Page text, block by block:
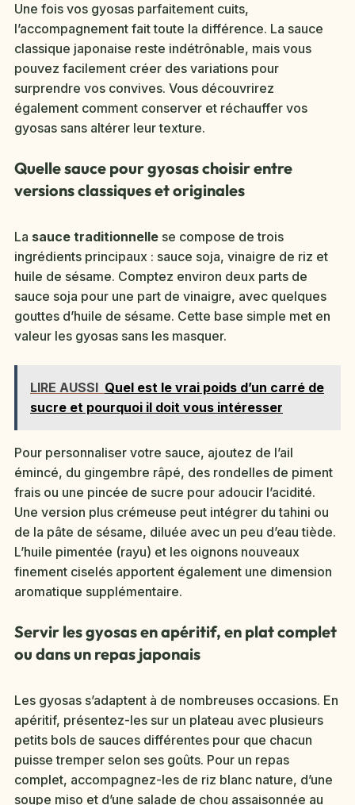
Une fois vos gyosas parfaitement cuits,
l’accompagnement fait toute la différence. La sauce
classique japonaise reste indétrônable, mais vous
pouvez facilement créer des variations pour
surprendre vos convives. Vous découvrirez
également comment conserver et réchauffer vos
gyosas sans altérer leur texture.
Quelle sauce pour gyosas choisir entre
versions classiques et originales
La sauce traditionnelle se compose de trois
ingrédients principaux : sauce soja, vinaigre de riz et
huile de sésame. Comptez environ deux parts de
sauce soja pour une part de vinaigre, avec quelques
gouttes d’huile de sésame. Cette base simple met en
valeur les gyosas sans les masquer.
LIRE AUSSI Quel est le vrai poids d’un carré de
sucre et pourquoi il doit vous intéresser
Pour personnaliser votre sauce, ajoutez de l’ail
émincé, du gingembre râpé, des rondelles de piment
frais ou une pincée de sucre pour adoucir l’acidité.
Une version plus crémeuse peut intégrer du tahini ou
de la pâte de sésame, diluée avec un peu d’eau tiède.
L’huile pimentée (rayu) et les oignons nouveaux
finement ciselés apportent également une dimension
aromatique supplémentaire.
Servir les gyosas en apéritif, en plat complet
ou dans un repas japonais
Les gyosas s’adaptent à de nombreuses occasions. En
apéritif, présentez-les sur un plateau avec plusieurs
petits bols de sauces différentes pour que chacun
puisse tremper selon ses goûts. Pour un repas
complet, accompagnez-les de riz blanc nature, d’une
soupe miso et d’une salade de chou assaisonnée au